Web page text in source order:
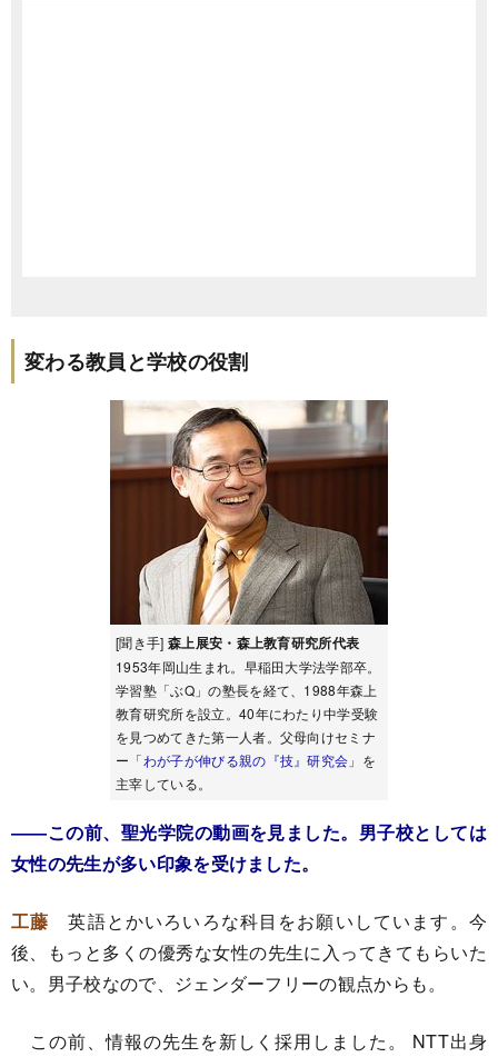
変わる教員と学校の役割
[聞き手] 森上展安・森上教育研究所代表
1953年岡山生まれ。早稲田大学法学部卒。
学習塾「ぶQ」の塾長を経て、1988年森上
教育研究所を設立。40年にわたり中学受験
を見つめてきた第一人者。父母向けセミナ
ー 「わが子が伸びる親の『技』研究会」 を
主宰している。
――この前、聖光学院の動画を見ました。男子校としては
女性の先生が多い印象を受けました。
工藤 英語とかいろいろな科目をお願いしています。今
後、もっと多くの優秀な女性の先生に入ってきてもらいた
い。男子校なので、ジェンダーフリーの観点からも。
この前、情報の先生を新しく採用しました。 NTT出身